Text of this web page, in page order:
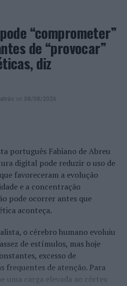
de Raça Algarvia
para realizar o seu primeiro
“comprometer”
de “provocar”
diz
on 08/08/2026
português Fabiano de Abreu
digital pode reduzir o uso de
favoreceram a evolução
e a concentração
pode ocorrer antes que
aconteça.
o cérebro humano evoluiu
de estímulos, mas hoje
excesso de
frequentes de atenção. Para
uma carga elevada ao córtex